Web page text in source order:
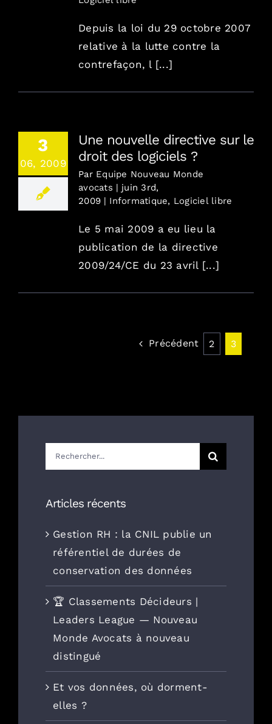
Depuis la loi du 29 octobre 2007
relative à la lutte contre la
contrefaçon, l [...]
3
06, 2009
Une nouvelle directive sur le
droit des logiciels ?
Par Equipe Nouveau Monde
avocats | juin 3rd,
2009 | Informatique, Logiciel libre
Le 5 mai 2009 a eu lieu la
publication de la directive
2009/24/CE du 23 avril [...]
Précédent 2 3
Rechercher:
Articles récents
Gestion RH : la CNIL publie un
référentiel de durées de
conservation des données
🏆 Classements Décideurs |
Leaders League — Nouveau
Monde Avocats à nouveau
distingué
Et vos données, où dorment-
elles ?